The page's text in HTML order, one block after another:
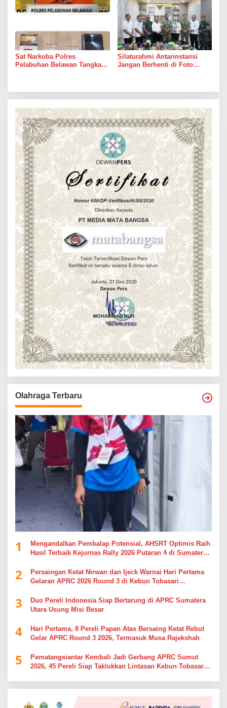
Sat Narkoba Polres
Pelabuhan Belawan Tangkap
Silaturahmi Antarinstansi
Jangan Berhenti di Foto
Olahraga Terbaru
1
Mengandalkan Pembalap Potensial, AHSRT Optimis Raih
Hasil Terbaik Kejurnas Rally 2026 Putaran 4 di Sumatera
2
Persaingan Ketat Nirwan dan Ijeck Warnai Hari Pertama
Gelaran APRC 2026 Round 3 di Kebun Tobasari
3
Duo Pereli Indonesia Siap Bertarung di APRC Sumatera
Utara Usung Misi Besar
4
Hari Pertama, 8 Pereli Papan Atas Bersaing Ketat Rebut
Gelar APRC Round 3 2026, Termasuk Musa Rajekshah
5
Pematangsiantar Kembali Jadi Gerbang APRC Sumut
2026, 45 Pereli Siap Taklukkan Lintasan Kebun Tobasari